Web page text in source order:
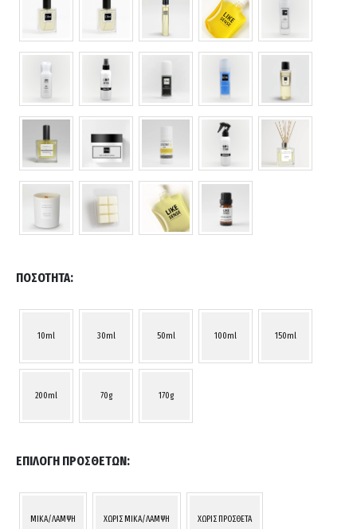
ΠΟΣΌΤΗΤΑ
10ml 30ml 50ml 100ml 150ml
200ml 70g 170g
ΕΠΙΛΟΓΉ ΠΡΌΣΘΕΤΩΝ
MIKA/ΛΑΜΨΗ ΧΩΡΙΣ MIKA/ΛΑΜΨΗ ΧΩΡΙΣ ΠΡΟΣΘΕΤΑ